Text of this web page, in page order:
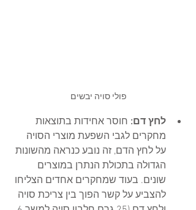
פולי סויה יבשים
לחץ דם: חוסר אחידות בתוצאות
מחקרים לגבי השפעת מוצרי הסויה
על לחץ הדם, זה נובע כנראה מהשונות
הגדולה בתכולת הנתרן במוצרים
שונים. בעוד שמחקרים אחדים הצליחו
להצביע על קשר הפוך בין צריכת סויה